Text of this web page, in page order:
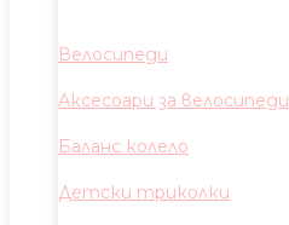
Велосипеди
Аксесоари за велосипеди
Баланс колело
Детски триколки